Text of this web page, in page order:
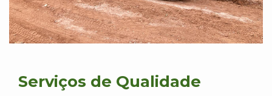
Serviços de Qualidade